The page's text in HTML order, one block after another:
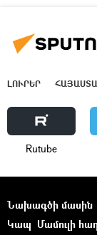
ԼՈՒՐԵՐ
Rutube
Նախագծի մասին
Կապ Մամուլի